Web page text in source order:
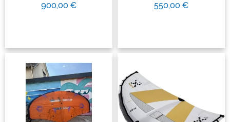
900,00 € 550,00 €